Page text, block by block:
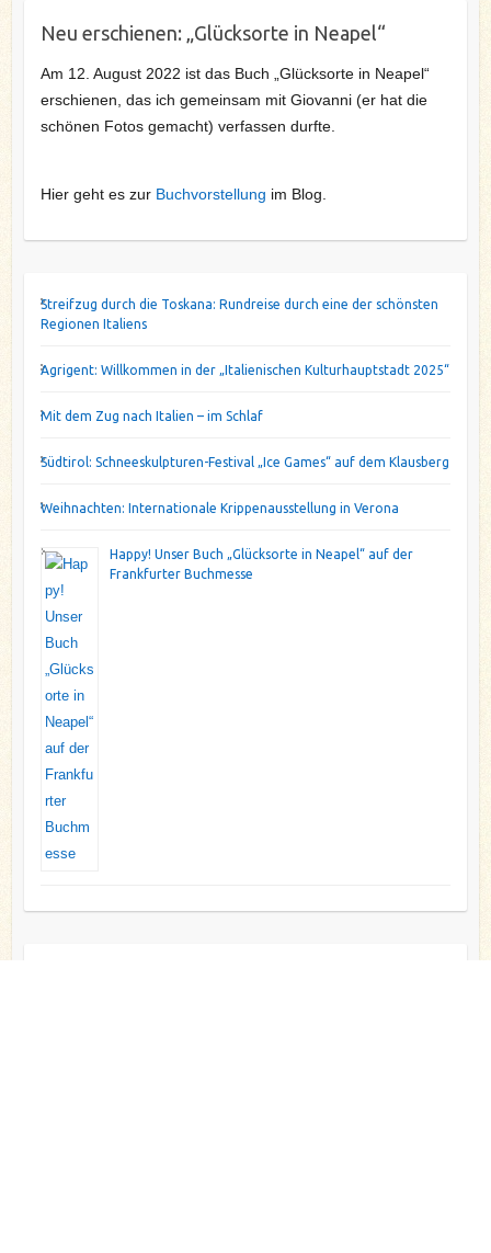
Neu erschienen: „Glücksorte in Neapel“
Am 12. August 2022 ist das Buch „Glücksorte in Neapel“
erschienen, das ich gemeinsam mit Giovanni (er hat die
schönen Fotos gemacht) verfassen durfte.
Hier geht es zur Buchvorstellung im Blog.
Streifzug durch die Toskana: Rundreise durch eine der schönsten
Regionen Italiens
Agrigent: Willkommen in der „Italienischen Kulturhauptstadt 2025“
Mit dem Zug nach Italien – im Schlaf
Südtirol: Schneeskulpturen-Festival „Ice Games“ auf dem Klausberg
Weihnachten: Internationale Krippenausstellung in Verona
Happy! Unser Buch „Glücksorte in Neapel“ auf der
Frankfurter Buchmesse